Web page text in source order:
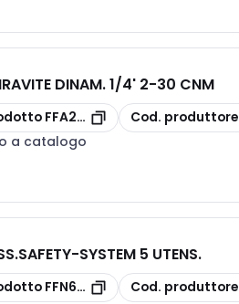
DINAM. 1/4' 2-30 CNM
FFA28381030copia
Cod. produttore
a catalogo
SYSTEM 5 UTENS.
FFN68583000copia
Cod. produttore